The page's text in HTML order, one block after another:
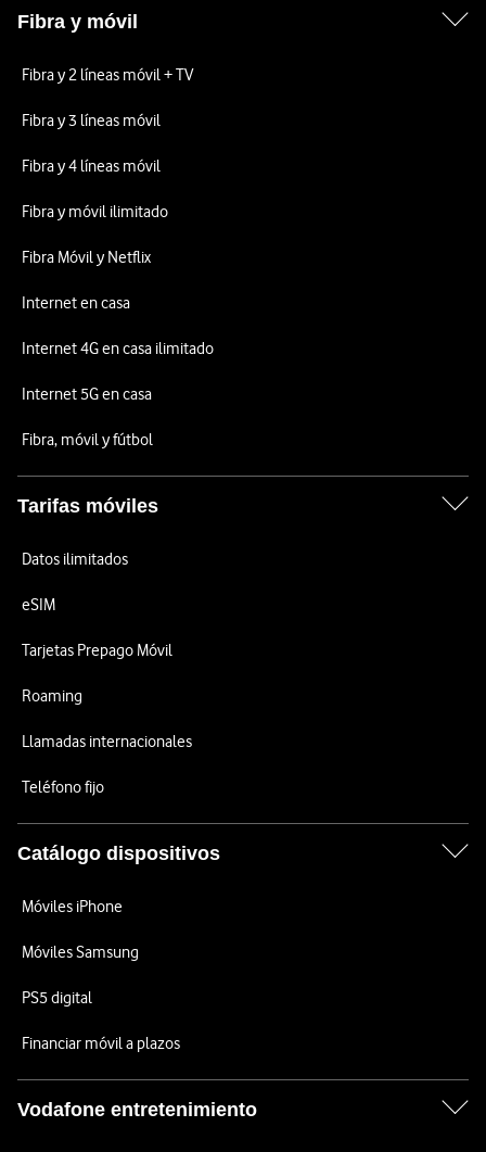
Fibra y móvil
Fibra y 2 líneas móvil + TV
Fibra y 3 líneas móvil
Fibra y 4 líneas móvil
Fibra y móvil ilimitado
Fibra Móvil y Netflix
Internet en casa
Internet 4G en casa ilimitado
Internet 5G en casa
Fibra, móvil y fútbol
Tarifas móviles
Datos ilimitados
eSIM
Tarjetas Prepago Móvil
Roaming
Llamadas internacionales
Teléfono fijo
Catálogo dispositivos
Móviles iPhone
Móviles Samsung
PS5 digital
Financiar móvil a plazos
Vodafone entretenimiento